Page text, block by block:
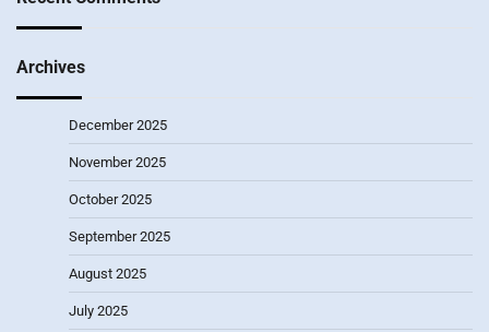
Archives
December 2025
November 2025
October 2025
September 2025
August 2025
July 2025